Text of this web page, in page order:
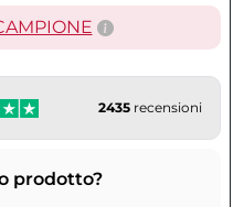
2435 recensioni
prodotto?